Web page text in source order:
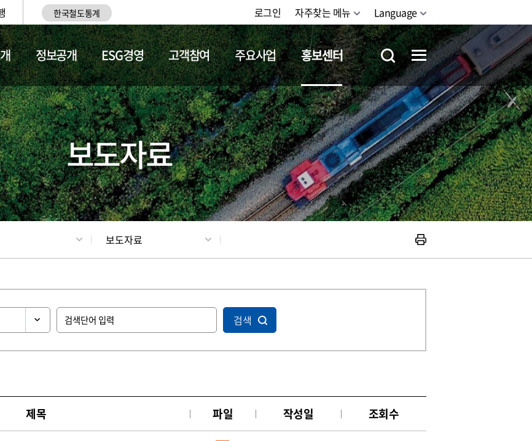
한국철도통계 로그인 자주찾는 메뉴 Language
정보공개 ESG경영 고객참여 주요사업 홍보센터
갤러리 기차소개 철도체험
보도자료
보도자료
검색
제목 파일 작성일 조회수